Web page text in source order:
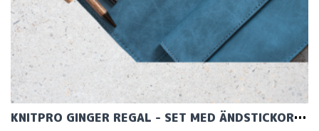
KNITPRO GINGER REGAL - SET MED ÄNDSTICKOR (11 PAR, 13 CM)